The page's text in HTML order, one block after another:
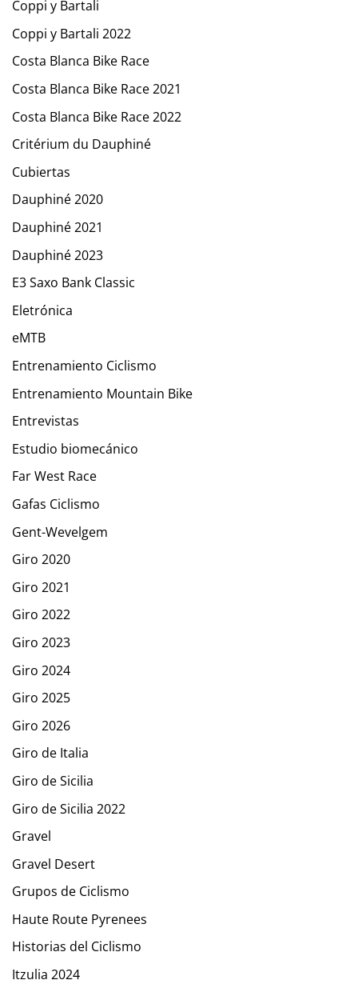
Coppi y Bartali
Coppi y Bartali 2022
Costa Blanca Bike Race
Costa Blanca Bike Race 2021
Costa Blanca Bike Race 2022
Critérium du Dauphiné
Cubiertas
Dauphiné 2020
Dauphiné 2021
Dauphiné 2023
E3 Saxo Bank Classic
Eletrónica
eMTB
Entrenamiento Ciclismo
Entrenamiento Mountain Bike
Entrevistas
Estudio biomecánico
Far West Race
Gafas Ciclismo
Gent-Wevelgem
Giro 2020
Giro 2021
Giro 2022
Giro 2023
Giro 2024
Giro 2025
Giro 2026
Giro de Italia
Giro de Sicilia
Giro de Sicilia 2022
Gravel
Gravel Desert
Grupos de Ciclismo
Haute Route Pyrenees
Historias del Ciclismo
Itzulia 2024